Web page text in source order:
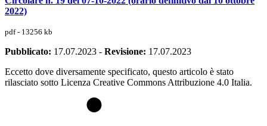
2022)
pdf - 13256 kb
Pubblicato: 17.07.2023 - Revisione: 17.07.2023
Eccetto dove diversamente specificato, questo articolo è stato
rilasciato sotto Licenza Creative Commons Attribuzione 4.0 Italia.